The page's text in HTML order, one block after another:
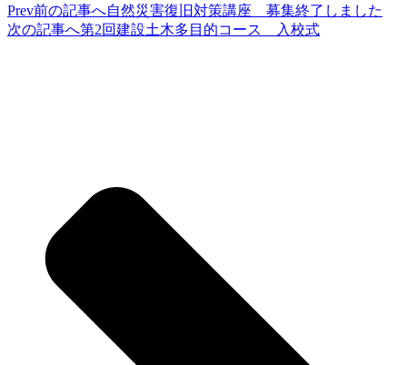
Prev前の記事へ自然災害復旧対策講座 募集終了しました
次の記事へ第2回建設土木多目的コース 入校式